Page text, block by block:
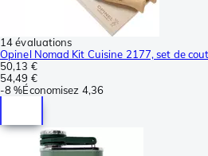
14 évaluations
Opinel Nomad Kit Cuisine 2177, set de
50,13 €
54,49 €
-8 %Économisez 4,36